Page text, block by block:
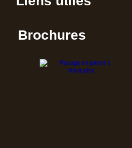
Brochures